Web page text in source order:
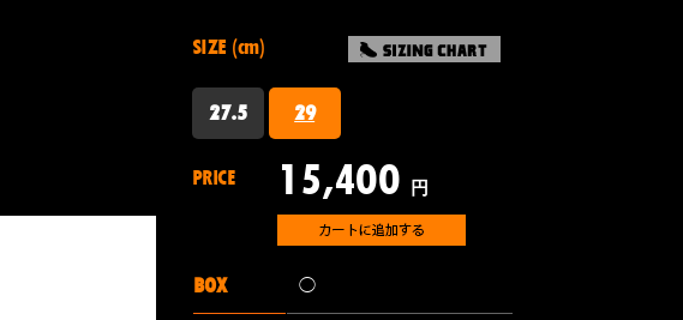
SIZE (cm)
27.5 29
PRICE 15,400 円
BOX ◯